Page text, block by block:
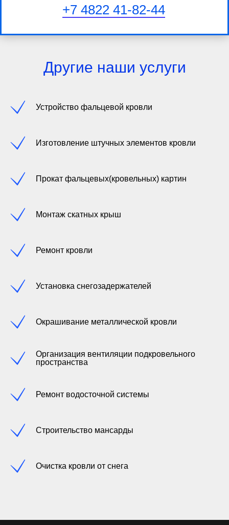
+7 4822 41-82-44
Другие наши услуги
Устройство фальцевой кровли
Изготовление штучных элементов кровли
Прокат фальцевых(кровельных) картин
Монтаж скатных крыш
Ремонт кровли
Установка снегозадержателей
Окрашивание металлической кровли
Организация вентиляции подкровельного
пространства
Ремонт водосточной системы
Строительство мансарды
Очистка кровли от снега